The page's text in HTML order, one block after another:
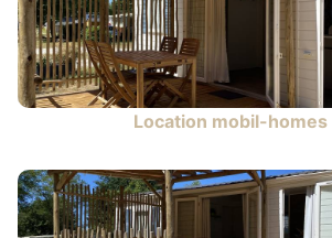
Location mobil-homes